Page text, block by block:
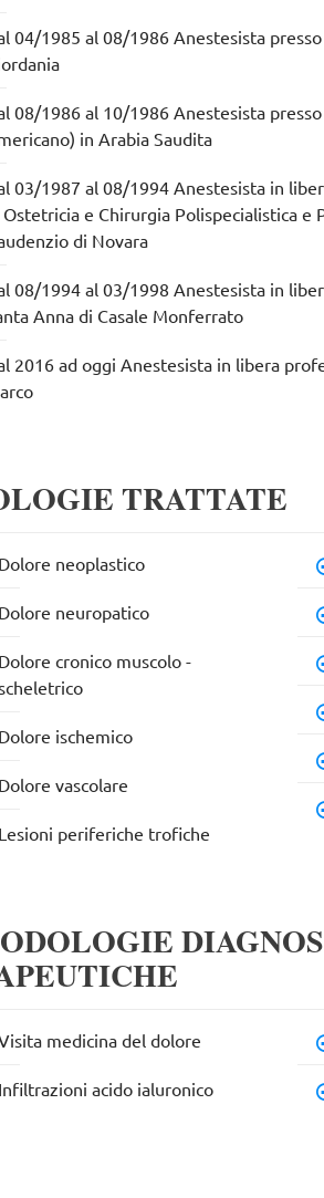
04/1985 al 08/1986 Anestesista
08/1986 al 10/1986 Anestesista
in Arabia Saudita
03/1987 al 08/1994 Anestesista in
Ostetricia e Chirurgia Polispecialistica e
di Novara
08/1994 al 03/1998 Anestesista in
Anna di Casale Monferrato
2016 ad oggi Anestesista in libera
TRATTATE
Dolore neoplastico
Dolore neuropatico
Dolore cronico muscolo -
Dolore ischemico
Dolore vascolare
Lesioni periferiche trofiche
medicina del dolore
Infiltrazioni acido ialuronico